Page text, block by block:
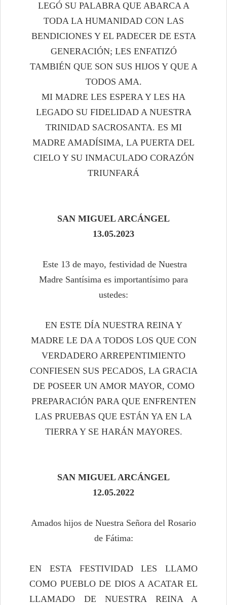
LEGÓ SU PALABRA QUE ABARCA A
TODA LA HUMANIDAD CON LAS
BENDICIONES Y EL PADECER DE ESTA
GENERACIÓN; LES ENFATIZÓ
TAMBIÉN QUE SON SUS HIJOS Y QUE A
TODOS AMA.
MI MADRE LES ESPERA Y LES HA
LEGADO SU FIDELIDAD A NUESTRA
TRINIDAD SACROSANTA. ES MI
MADRE AMADÍSIMA, LA PUERTA DEL
CIELO Y SU INMACULADO CORAZÓN
TRIUNFARÁ
SAN MIGUEL ARCÁNGEL
13.05.2023
Este 13 de mayo, festividad de Nuestra
Madre Santísima es importantísimo para
ustedes:
EN ESTE DÍA NUESTRA REINA Y
MADRE LE DA A TODOS LOS QUE CON
VERDADERO ARREPENTIMIENTO
CONFIESEN SUS PECADOS, LA GRACIA
DE POSEER UN AMOR MAYOR, COMO
PREPARACIÓN PARA QUE ENFRENTEN
LAS PRUEBAS QUE ESTÁN YA EN LA
TIERRA Y SE HARÁN MAYORES.
SAN MIGUEL ARCÁNGEL
12.05.2022
Amados hijos de Nuestra Señora del Rosario
de Fátima:
EN ESTA FESTIVIDAD LES LLAMO
COMO PUEBLO DE DIOS A ACATAR EL
LLAMADO DE NUESTRA REINA A